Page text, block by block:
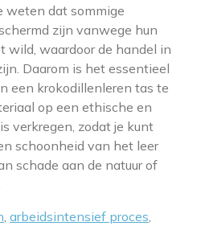
weten dat sommige
zijn vanwege hun
wild, waardoor de handel in
Daarom is het essentieel
een krokodillenleren tas te
op een ethische en
verkregen, zodat je kunt
schoonheid van het leer
schade aan de natuur of
, arbeidsintensief proces,